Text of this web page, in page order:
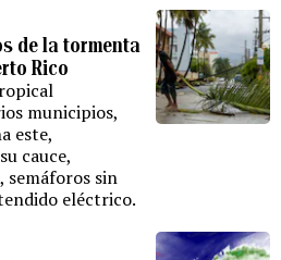
de la tormenta
Rico
municipios,
este,
cauce,
sin
eléctrico.